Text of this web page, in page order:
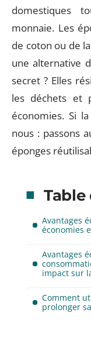
domestiques
monnaie. Les
de coton ou de
une alternative
secret ? Elles
les déchets et
économies. Si
nous : passons
éponges
Table
Avantages
économies
Avantages
impact sur
Comment
prolonger